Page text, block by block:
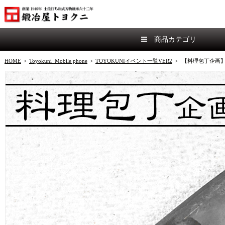
商品カテゴリ
HOME > Toyokuni_Mobile phone > TOYOKUNIイベント一覧VER2 > 【料理包丁企画